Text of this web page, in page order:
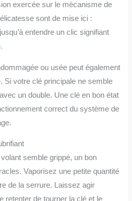
exercée sur le mécanisme de
sont de mise ici :
entendre un clic signifiant
ou usée peut également
Si votre clé principale ne semble
un double. Une clé en bon état
correct du système de
semble grippé, un bon
Vaporisez une petite quantité
de la serrure. Laissez agir
retenter de tourner la clé et le